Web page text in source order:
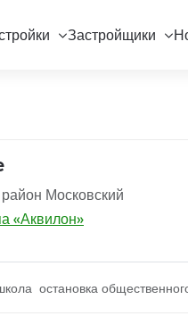
Застройщики
Московский
«Аквилон»
остановка